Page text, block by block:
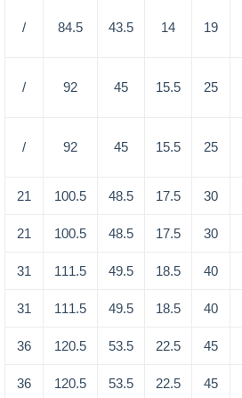
19
14
43.5
84.5
/
25
15.5
45
92
/
25
15.5
45
92
/
30
17.5
48.5
100.5
21
30
17.5
48.5
100.5
21
40
18.5
49.5
111.5
31
40
18.5
49.5
111.5
31
45
22.5
53.5
120.5
36
45
22.5
53.5
120.5
36